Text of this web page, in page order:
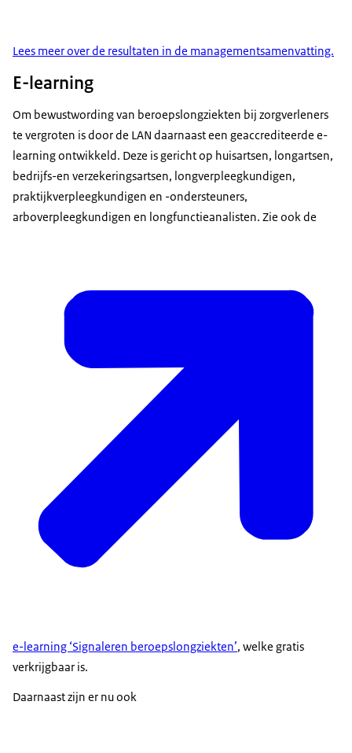
Lees meer over de resultaten in de managementsamenvatting.
E-learning
Om bewustwording van beroepslongziekten bij zorgverleners
te vergroten is door de LAN daarnaast een geaccrediteerde e-
learning ontwikkeld. Deze is gericht op huisartsen, longartsen,
bedrijfs-en verzekeringsartsen, longverpleegkundigen,
praktijkverpleegkundigen en -ondersteuners,
arboverpleegkundigen en longfunctieanalisten. Zie ook de
e-learning ‘Signaleren beroepslongziekten’, welke gratis
verkrijgbaar is.
Daarnaast zijn er nu ook